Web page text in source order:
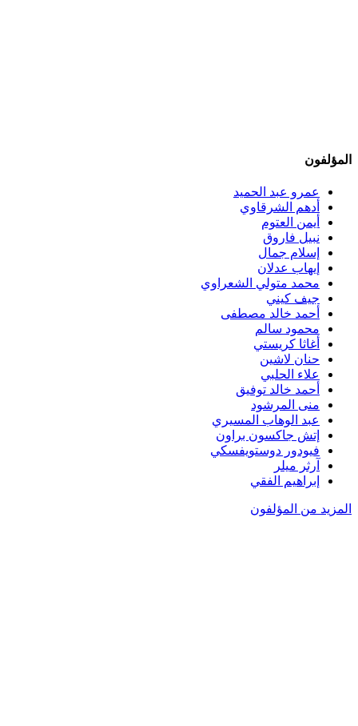
المؤلفون
عمرو عبد الحميد
أدهم الشرقاوي
أيمن العتوم
نبيل فاروق
إسلام جمال
إيهاب عدلان
محمد متولي الشعراوي
جيف كيني
أحمد خالد مصطفى
محمود سالم
أغاثا كريستي
حنان لاشين
علاء الحلبي
أحمد خالد توفيق
منى المرشود
عبد الوهاب المسيري
إتش جاكسون براون
فيودور دوستويفسكي
آرثر ميلر
إبراهيم الفقي
المزيد من المؤلفون